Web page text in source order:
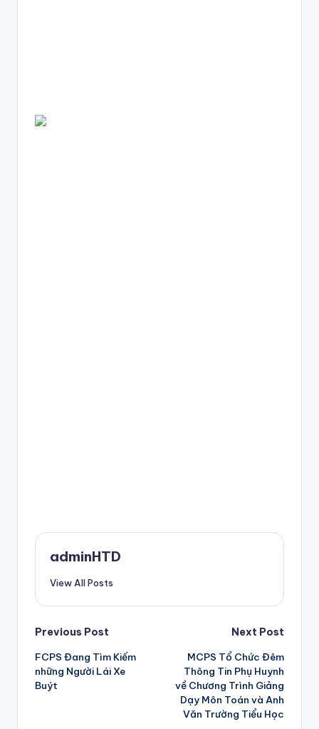
adminHTD
View All Posts
Post
navigation
Previous Post
FCPS Đang Tìm Kiếm
những Người Lái Xe
Buýt
Next Post
MCPS Tổ Chức Đêm
Thông Tin Phụ Huynh
về Chương Trình Giảng
Dạy Môn Toán và Anh
Văn Trường Tiểu Học